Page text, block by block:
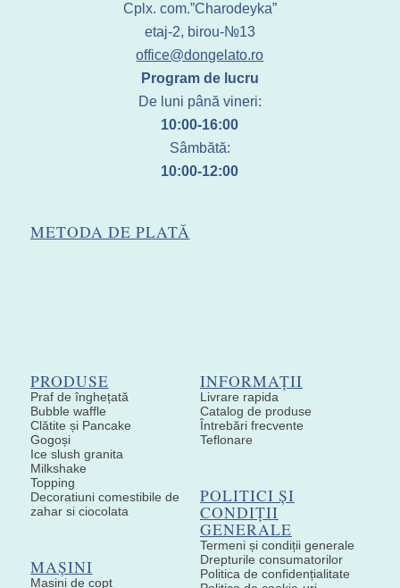
Cplx. com.”Charodeyka”
etaj-2, birou-№13
office@dongelato.ro
Program de lucru
De luni până vineri:
10:00-16:00
Sâmbătă:
10:00-12:00
METODA DE PLATĂ
PRODUSE
Praf de înghețată
Bubble waffle
Clătite și Pancake
Gogoși
Ice slush granita
Milkshake
Topping
Decoratiuni comestibile de
zahar si ciocolata
MAȘINI
Mașini de copt
INFORMAȚII
Livrare rapida
Catalog de produse
Întrebări frecvente
Teflonare
POLITICI ȘI
CONDIȚII
GENERALE
Termeni și condiții generale
Drepturile consumatorilor
Politica de confidențialitate